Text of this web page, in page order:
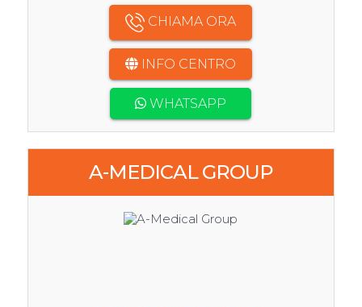
CHIAMA ORA
INFO CENTRO
WHATSAPP
A-MEDICAL GROUP